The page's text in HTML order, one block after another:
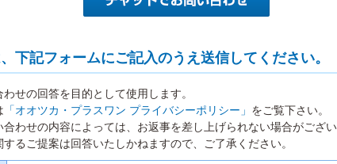
下記フォームにご記入のうえ送信してください。
せの回答を目的として使用します。
「オオツカ・プラスワン プライバシーポリシー」 をご覧下さい。
わせの内容によっては、お返事を差し上げられない場合がござい
るご提案は回答いたしかねますので、ご了承ください。